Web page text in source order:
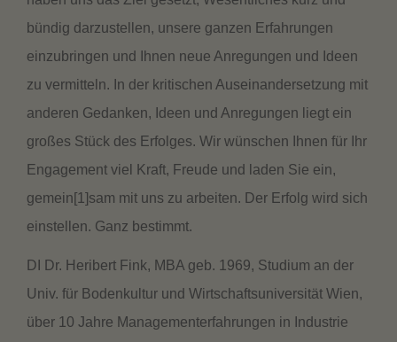
bündig darzustellen, unsere ganzen Erfahrungen
einzubringen und Ihnen neue Anregungen und Ideen
zu vermitteln. In der kritischen Auseinandersetzung mit
anderen Gedanken, Ideen und Anregungen liegt ein
großes Stück des Erfolges. Wir wünschen Ihnen für Ihr
Engagement viel Kraft, Freude und laden Sie ein,
gemein[1]sam mit uns zu arbeiten. Der Erfolg wird sich
einstellen. Ganz bestimmt.
DI Dr. Heribert Fink, MBA geb. 1969, Studium an der
Univ. für Bodenkultur und Wirtschaftsuniversität Wien,
über 10 Jahre Managementerfahrungen in Industrie